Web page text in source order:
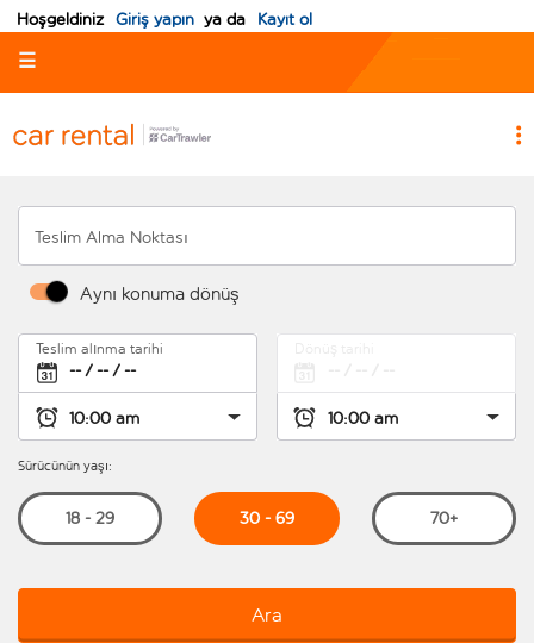
Hoşgeldiniz Giriş yapın ya da Kayıt ol
☰
Teslim Alma Noktası
Aynı konuma dönüş
Teslim alınma tarihi
Sürücünün yaşı:
18 - 29 30 - 69 70+
Ara